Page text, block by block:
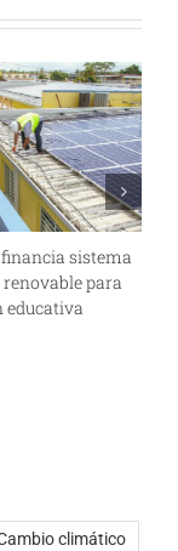
sistema
para
climático